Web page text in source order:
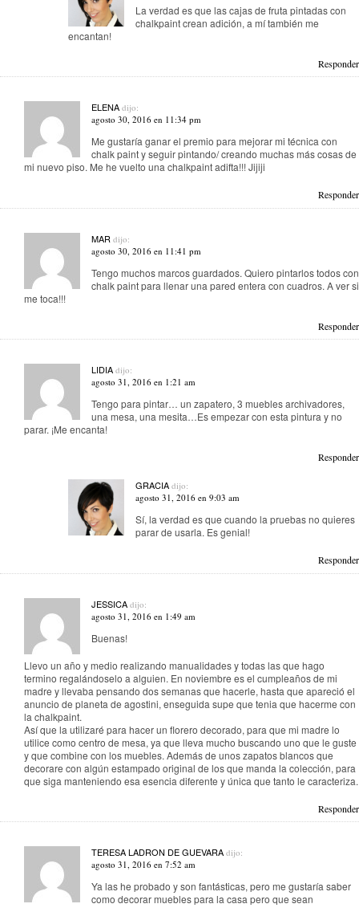
La verdad es que las cajas de fruta pintadas con
chalkpaint crean adición, a mí también me
encantan!
Responder
ELENA dijo:
agosto 30, 2016 en 11:34 pm
Me gustaría ganar el premio para mejorar mi técnica con
chalk paint y seguir pintando/ creando muchas más cosas de
mi nuevo piso. Me he vuelto una chalkpaint adifta!!! Jijiji
Responder
MAR dijo:
agosto 30, 2016 en 11:41 pm
Tengo muchos marcos guardados. Quiero pintarlos todos con
chalk paint para llenar una pared entera con cuadros. A ver si
me toca!!!
Responder
LIDIA dijo:
agosto 31, 2016 en 1:21 am
Tengo para pintar… un zapatero, 3 muebles archivadores,
una mesa, una mesita…Es empezar con esta pintura y no
parar. ¡Me encanta!
Responder
GRACIA dijo:
agosto 31, 2016 en 9:03 am
Sí, la verdad es que cuando la pruebas no quieres
parar de usarla. Es genial!
Responder
JESSICA dijo:
agosto 31, 2016 en 1:49 am
Buenas!
Llevo un año y medio realizando manualidades y todas las que hago
termino regalándoselo a alguien. En noviembre es el cumpleaños de mi
madre y llevaba pensando dos semanas que hacerle, hasta que apareció el
anuncio de planeta de agostini, enseguida supe que tenia que hacerme con
la chalkpaint.
Así que la utilizaré para hacer un florero decorado, para que mi madre lo
utilice como centro de mesa, ya que lleva mucho buscando uno que le guste
y que combine con los muebles. Además de unos zapatos blancos que
decorare con algún estampado original de los que manda la colección, para
que siga manteniendo esa esencia diferente y única que tanto le caracteriza.
Responder
TERESA LADRON DE GUEVARA dijo:
agosto 31, 2016 en 7:52 am
Ya las he probado y son fantásticas, pero me gustaría saber
como decorar muebles para la casa pero que sean